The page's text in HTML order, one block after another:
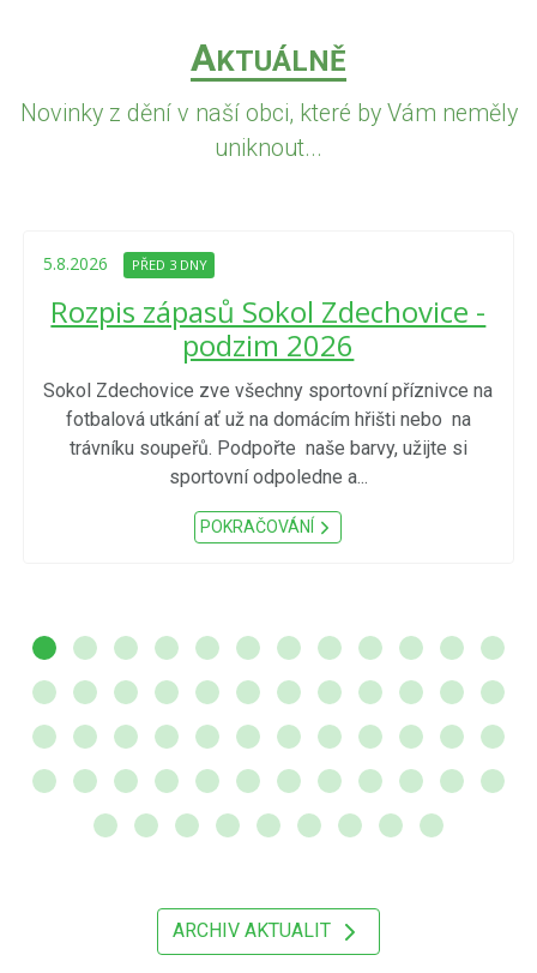
AKTUÁLNĚ
Novinky z dění v naší obci, které by Vám neměly
uniknout...
5.8.2026 PŘED 3 DNY
Rozpis zápasů Sokol Zdechovice -
podzim 2026
Sokol Zdechovice zve všechny sportovní příznivce na
fotbalová utkání ať už na domácím hřišti nebo na
trávníku soupeřů. Podpořte naše barvy, užijte si
sportovní odpoledne a...
POKRAČOVÁNÍ
ARCHIV AKTUALIT